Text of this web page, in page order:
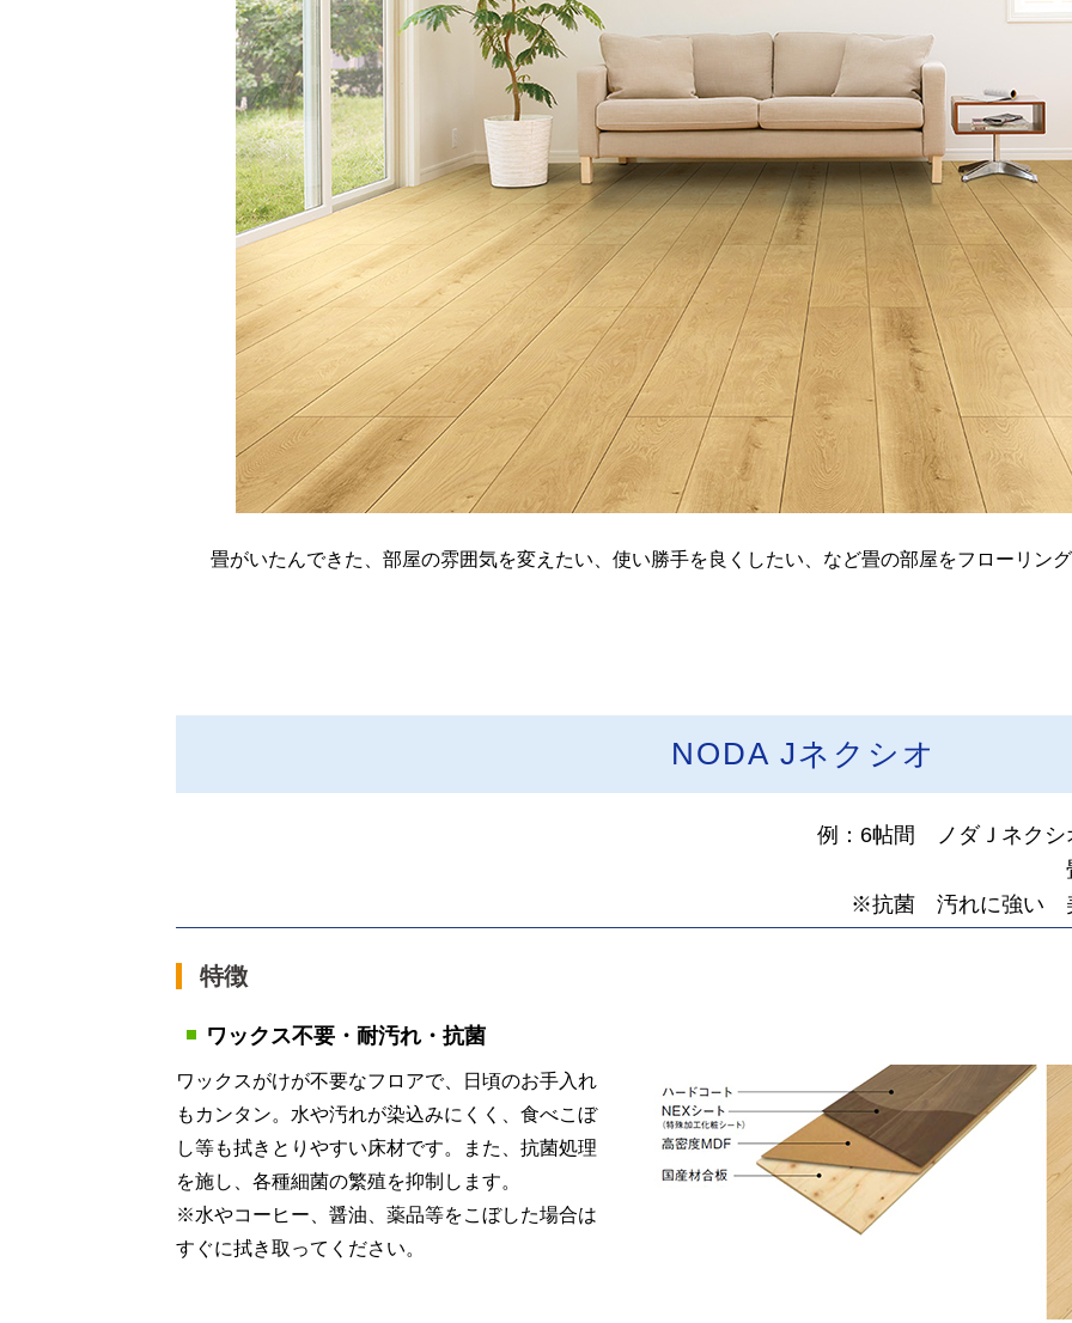
畳がいたんできた、部屋の雰囲気を変えたい、使い勝手を良くしたい、など畳の部屋をフローリン
NODA Jネクシオ
例：6帖間 ノダＪネク
※抗菌 汚れに強い
特徴
ワックス不要・耐汚れ・抗菌
ワックスがけが不要なフロアで、日頃のお手入れ
もカンタン。水や汚れが染込みにくく、食べこぼ
し等も拭きとりやすい床材です。また、抗菌処理
を施し、各種細菌の繁殖を抑制します。
※水やコーヒー、醤油、薬品等をこぼした場合は
すぐに拭き取ってください。